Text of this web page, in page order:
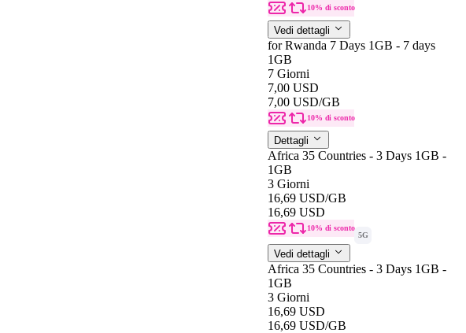
10% di sconto
Vedi dettagli
for Rwanda 7 Days 1GB - 7 days
1GB
7 Giorni
7,00 USD
7,00 USD/GB
10% di sconto
Dettagli
Africa 35 Countries - 3 Days 1GB -
1GB
3 Giorni
16,69 USD/GB
16,69 USD
10% di sconto
5G
Vedi dettagli
Africa 35 Countries - 3 Days 1GB -
1GB
3 Giorni
16,69 USD
16,69 USD/GB